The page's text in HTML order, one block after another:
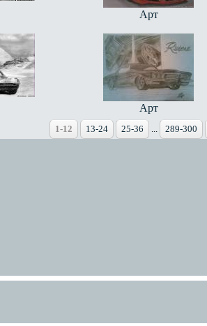
Арт
Арт
1-12 13-24 25-36 289-300